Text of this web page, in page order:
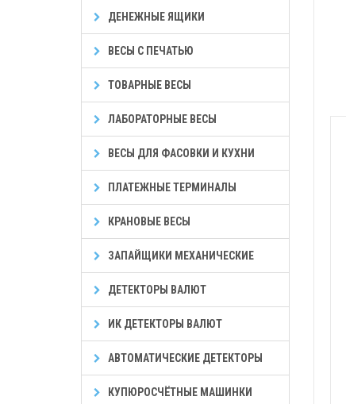
ДЕНЕЖНЫЕ ЯЩИКИ
ВЕСЫ С ПЕЧАТЬЮ
ТОВАРНЫЕ ВЕСЫ
ЛАБОРАТОРНЫЕ ВЕСЫ
ВЕСЫ ДЛЯ ФАСОВКИ И КУХНИ
ПЛАТЕЖНЫЕ ТЕРМИНАЛЫ
КРАНОВЫЕ ВЕСЫ
ЗАПАЙЩИКИ МЕХАНИЧЕСКИЕ
ДЕТЕКТОРЫ ВАЛЮТ
ИК ДЕТЕКТОРЫ ВАЛЮТ
АВТОМАТИЧЕСКИЕ ДЕТЕКТОРЫ
КУПЮРОСЧЁТНЫЕ МАШИНКИ